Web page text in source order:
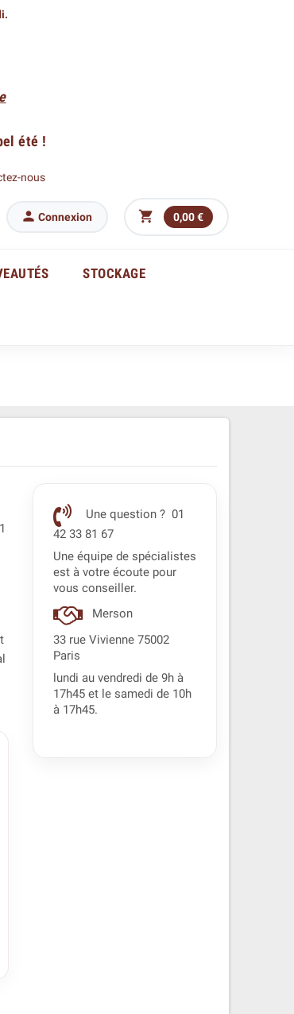
été !
nous
 Connexion  0,00 €
STOCKAGE
Une question ? 01
42 33 81 67
Une équipe de spécialistes
est à votre écoute pour
vous conseiller.
Merson
33 rue Vivienne 75002
Paris
lundi au vendredi de 9h à
17h45 et le samedi de 10h
à 17h45.